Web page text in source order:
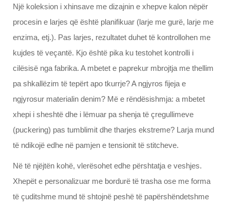
Një koleksion i xhinsave me dizajnin e xhepve kalon nëpër
procesin e larjes që është planifikuar (larje me gurë, larje me
enzima, etj.). Pas larjes, rezultatet duhet të kontrollohen me
kujdes të veçantë. Kjo është pika ku testohet kontrolli i
cilësisë nga fabrika. A mbetet e paprekur mbrojtja me thellim
pa shkallëzim të tepërt apo tkurrje? A ngjyros fijeja e
ngjyrosur materialin denim? Më e rëndësishmja: a mbetet
xhepi i sheshtë dhe i lëmuar pa shenja të çregullimeve
(puckering) pas tumblimit dhe tharjes ekstreme? Larja mund
të ndikojë edhe në pamjen e tensionit të stitcheve.
Në të njëjtën kohë, vlerësohet edhe përshtatja e veshjes.
Xhepët e personalizuar me bordurë të trasha ose me forma
të çuditshme mund të shtojnë peshë të papërshëndetshme